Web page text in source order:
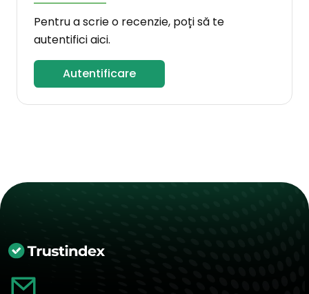
Pentru a scrie o recenzie, poți să te
autentifici aici.
Autentificare